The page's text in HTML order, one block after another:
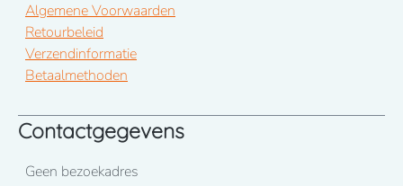
Algemene Voorwaarden
Retourbeleid
Verzendinformatie
Betaalmethoden
Contactgegevens
Geen bezoekadres